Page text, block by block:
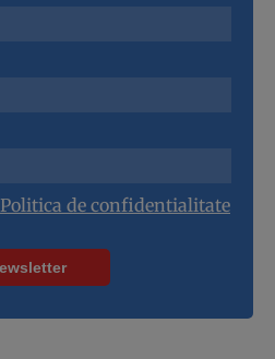
Politica de confidentialitate